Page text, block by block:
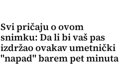
Svi pričaju o ovom
snimku: Da li bi vaš pas
izdržao ovakav umetnički
"napad" barem pet minuta